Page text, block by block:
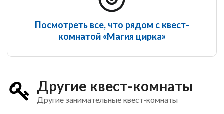
Посмотреть все, что рядом с квест-
комнатой «Магия цирка»
Другие квест-комнаты
Другие занимательные квест-комнаты